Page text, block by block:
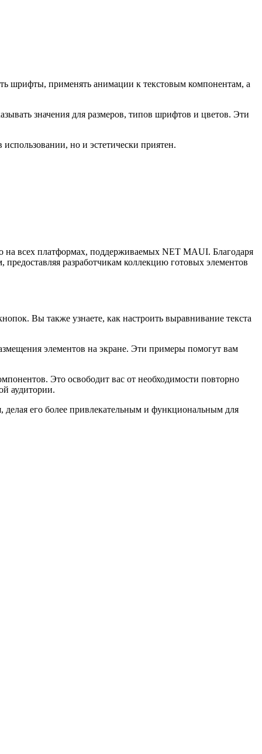
шрифты, применять анимации к текстовым компонентам, а
значения для размеров, типов шрифтов и цветов. Эти
но и эстетически приятен.
на всех платформах, поддерживаемых NET MAUI. Благодаря
разработчикам коллекцию готовых элементов
Вы также узнаете, как настроить выравнивание текста
элементов на экране. Эти примеры помогут вам
Это освободит вас от необходимости повторно
аудитории.
делая его более привлекательным и функциональным для